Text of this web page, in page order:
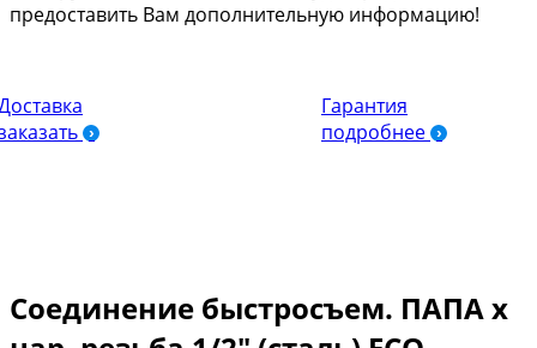
предоставить Вам дополнительную информацию!
Гарантия
подробнее
Соединение быстросъем. ПАПА х